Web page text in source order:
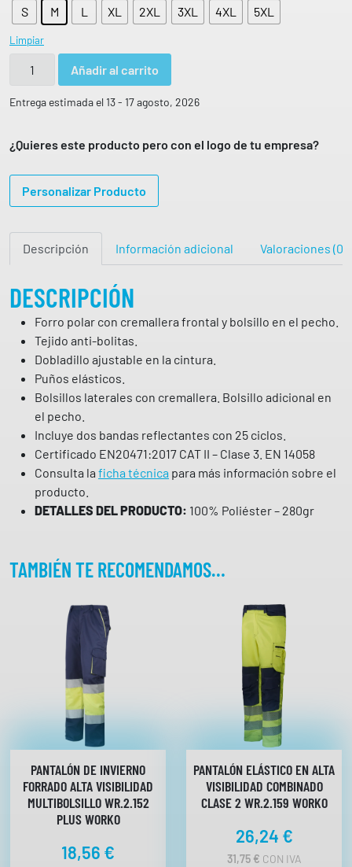
S
M L XL 2XL 3XL 4XL 5XL
Limpiar
r
p
o
r
t
a
Añadir al carrito
Entrega estimada el 13 - 17 agosto, 2026
¿Quieres este producto pero con el logo de tu empresa?
Personalizar Producto
Descripción Información adicional Valoraciones (0)
DESCRIPCIÓN
Forro polar con cremallera frontal y bolsillo en el pecho.
Tejido anti-bolitas.
Dobladillo ajustable en la cintura.
Puños elásticos.
Bolsillos laterales con cremallera. Bolsillo adicional en
el pecho.
Incluye dos bandas reflectantes con 25 ciclos.
Certificado EN20471:2017 CAT II – Clase 3. EN 14058
Consulta la ficha técnica para más información sobre el
producto.
DETALLES DEL PRODUCTO: 100% Poliéster – 280gr
TAMBIÉN TE RECOMENDAMOS…
PANTALÓN DE INVIERNO
FORRADO ALTA VISIBILIDAD
MULTIBOLSILLO WR.2.152
PLUS WORKO
18,56 €
PANTALÓN ELÁSTICO EN ALTA
VISIBILIDAD COMBINADO
CLASE 2 WR.2.159 WORKO
26,24 €
31,75 € CON IVA